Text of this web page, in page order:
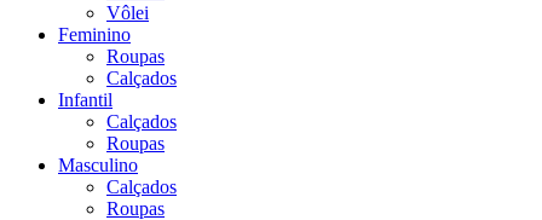
Vôlei
Feminino
Roupas
Calçados
Infantil
Calçados
Roupas
Masculino
Calçados
Roupas